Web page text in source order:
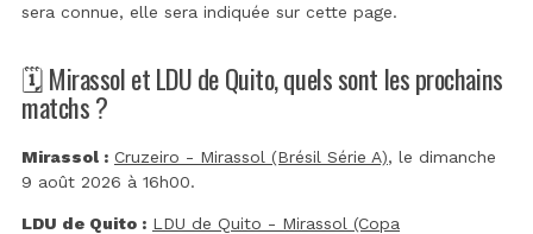
sera connue, elle sera indiquée sur cette page.
🗓️ Mirassol et LDU de Quito, quels sont les prochains
matchs ?
Mirassol : Cruzeiro - Mirassol (Brésil Série A), le dimanche
9 août 2026 à 16h00.
LDU de Quito : LDU de Quito - Mirassol (Copa